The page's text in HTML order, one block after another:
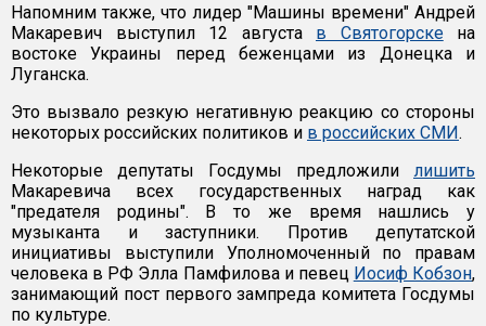
Напомним также, что лидер "Машины времени" Андрей
Макаревич выступил 12 августа в Святогорскена
востоке Украины перед беженцами из Донецка и
Луганска.
Это вызвало резкую негативную реакцию со стороны
некоторых российских политиков и в российских СМИ.
Некоторые депутаты Госдумы предложили лишить
Макаревича всех государственных наград как
"предателя родины". В то же время нашлись у
музыканта и заступники. Против депутатской
инициативы выступили Уполномоченный по правам
человека в РФ Элла Памфилова и певец Иосиф Кобзон,
занимающий пост первого зампреда комитета Госдумы
по культуре.